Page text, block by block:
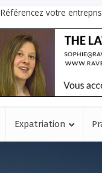
Référencez votre
Expatriation